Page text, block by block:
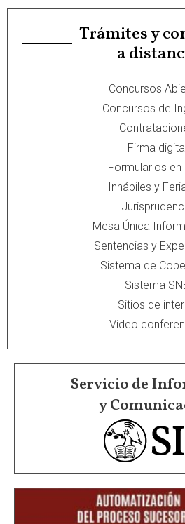
Trámites y
a
Concursos
Concursos de
Firma
Formularios en
Inhábiles y
Mesa Única
Sentencias y
Sistema de
Sistema
Sitios de
Video
Servicio de
y